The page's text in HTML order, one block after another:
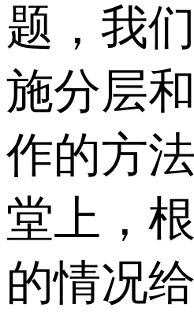
题，我
施分层
作的方
堂上，
的情况